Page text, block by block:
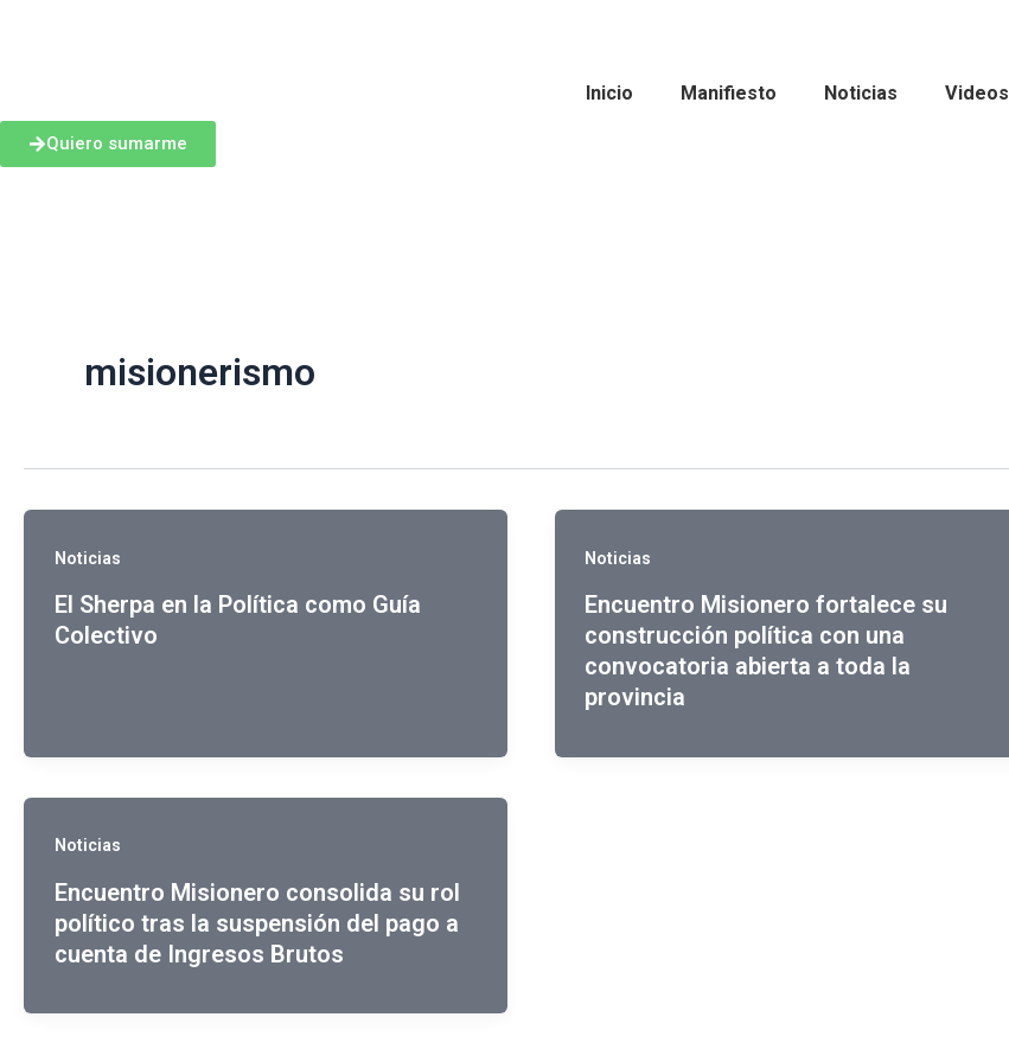
Inicio Manifiesto Noticias Videos
Quiero sumarme
misionerismo
Noticias
El Sherpa en la Política como Guía
Colectivo
Noticias
Encuentro Misionero fortalece su
construcción política con una
convocatoria abierta a toda la
provincia
Noticias
Encuentro Misionero consolida su rol
político tras la suspensión del pago a
cuenta de Ingresos Brutos